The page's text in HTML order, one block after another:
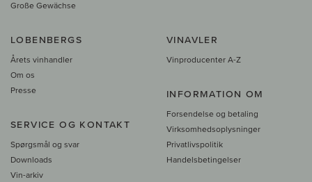
Große Gewächse
LOBENBERGS
Årets vinhandler
Om os
Presse
SERVICE OG KONTAKT
Spørgsmål og svar
Downloads
Vin-arkiv
VINAVLER
Vinproducenter A-Z
INFORMATION OM
Forsendelse og betaling
Virksomhedsoplysninger
Privatlivspolitik
Handelsbetingelser